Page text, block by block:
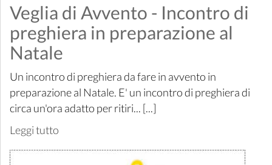
Veglia di Avvento - Incontro di
preghiera in preparazione al
Natale
Un incontro di preghiera da fare in avvento in
preparazione al Natale. E' un incontro di preghiera di
circa un'ora adatto per ritiri... [...]
Leggi tutto